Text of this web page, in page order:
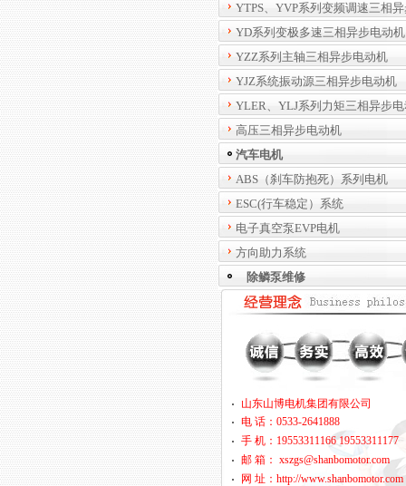
YTPS、YVP系列变频调速三相
YD系列变极多速三相异步电动机
YZZ系列主轴三相异步电动机
YJZ系统振动源三相异步电动机
YLER、YLJ系列力矩三相异步
高压三相异步电动机
汽车电机
ABS（刹车防抱死）系列电机
ESC(行车稳定）系统
电子真空泵EVP电机
方向助力系统
除鳞泵维修
山东山博电机集团有限公司
电 话：0533-2641888
手 机：19553311166 19553311177
邮 箱： xszgs@shanbomotor.com
网 址：http://www.shanbomotor.com